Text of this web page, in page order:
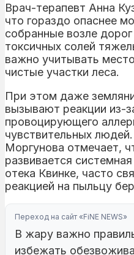
Врач-терапевт Анна
что гораздо опаснее
собранные возле
токсичных солей
важно учитывать
чистые участки леса.
При этом даже
вызывают реакции из-
провоцирующего
чувствительных
Моргунова отмечает,
развивается системная
отека Квинке, часто
реакцией на пыльцу
Переход на сайт «FiNE NEWS»
В жару важно
избежать